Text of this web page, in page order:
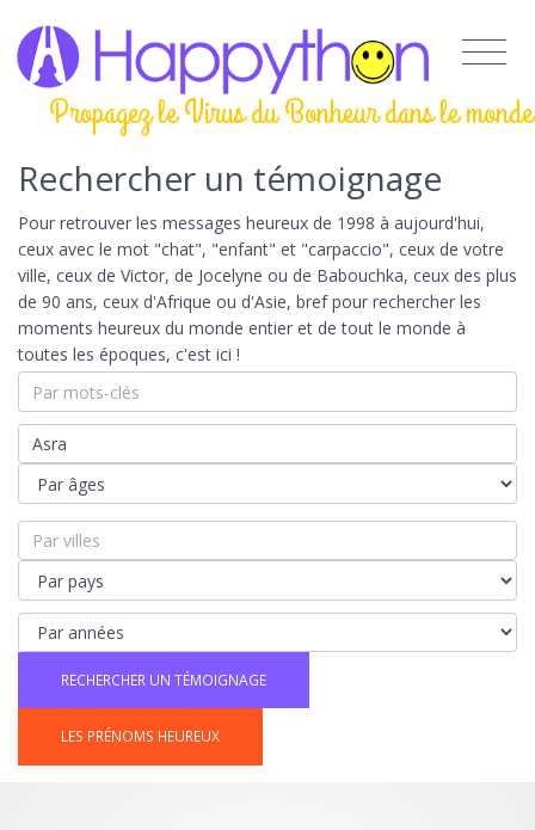
Propagez le Virus du Bonheur dans le monde
Rechercher un témoignage
Pour retrouver les messages heureux de 1998 à aujourd'hui,
ceux avec le mot "chat", "enfant" et "carpaccio", ceux de votre
ville, ceux de Victor, de Jocelyne ou de Babouchka, ceux des plus
de 90 ans, ceux d'Afrique ou d'Asie, bref pour rechercher les
moments heureux du monde entier et de tout le monde à
toutes les époques, c'est ici !
LES PRÉNOMS HEUREUX